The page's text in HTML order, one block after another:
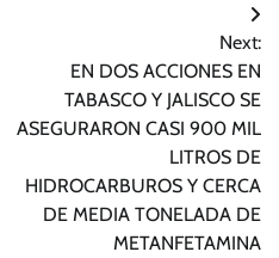
Next:
EN DOS ACCIONES EN
TABASCO Y JALISCO SE
ASEGURARON CASI 900 MIL
LITROS DE
HIDROCARBUROS Y CERCA
DE MEDIA TONELADA DE
METANFETAMINA